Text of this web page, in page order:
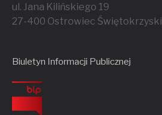
ul. Jana Kilińskiego 19
27-400 Ostrowiec Świętokrzyski
Biuletyn Informacji Publicznej